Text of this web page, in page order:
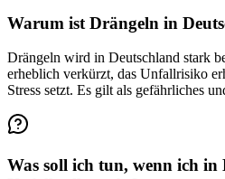
Warum ist Drängeln in
Drängeln wird in Deutschland stark
erheblich verkürzt, das Unfallrisiko
Stress setzt. Es gilt als gefährliches
Was soll ich tun, wenn ich in